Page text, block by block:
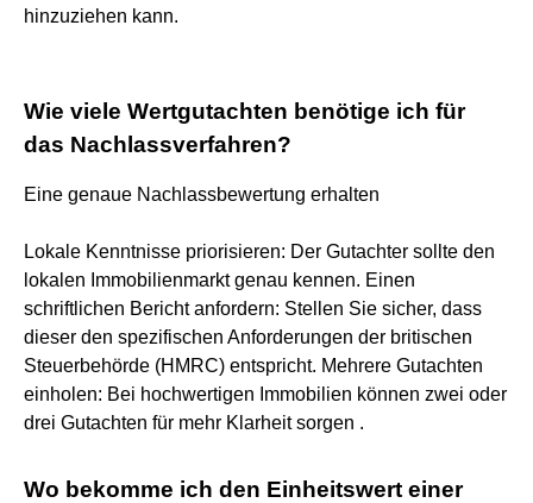
hinzuziehen kann.
Wie viele Wertgutachten benötige ich für
das Nachlassverfahren?
Eine genaue Nachlassbewertung erhalten
Lokale Kenntnisse priorisieren: Der Gutachter sollte den
lokalen Immobilienmarkt genau kennen. Einen
schriftlichen Bericht anfordern: Stellen Sie sicher, dass
dieser den spezifischen Anforderungen der britischen
Steuerbehörde (HMRC) entspricht. Mehrere Gutachten
einholen: Bei hochwertigen Immobilien können zwei oder
drei Gutachten für mehr Klarheit sorgen .
Wo bekomme ich den Einheitswert einer